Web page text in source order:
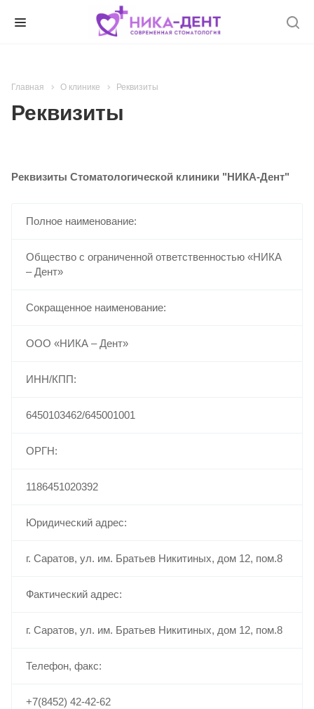
Главная О клинике Реквизиты
Реквизиты
Реквизиты Стоматологической клиники "НИКА-Дент"
Полное наименование:
Общество с ограниченной ответственностью «НИКА
– Дент»
Сокращенное наименование:
ООО «НИКА – Дент»
ИНН/КПП:
6450103462/645001001
ОРГН:
1186451020392
Юридический адрес:
г. Саратов, ул. им. Братьев Никитиных, дом 12, пом.8
Фактический адрес:
г. Саратов, ул. им. Братьев Никитиных, дом 12, пом.8
Телефон, факс:
+7(8452) 42-42-62